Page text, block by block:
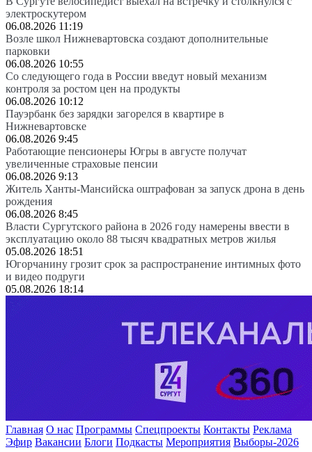
электроскутером
06.08.2026 11:19
Возле школ Нижневартовска создают дополнительные
парковки
06.08.2026 10:55
Со следующего года в России введут новый механизм
контроля за ростом цен на продукты
06.08.2026 10:12
Пауэрбанк без зарядки загорелся в квартире в
Нижневартовске
06.08.2026 9:45
Работающие пенсионеры Югры в августе получат
увеличенные страховые пенсии
06.08.2026 9:13
Житель Ханты-Мансийска оштрафован за запуск дрона в день
рождения
06.08.2026 8:45
Власти Сургутского района в 2026 году намерены ввести в
эксплуатацию около 88 тысяч квадратных метров жилья
05.08.2026 18:51
Югорчанину грозит срок за распространение интимных фото
и видео подруги
05.08.2026 18:14
Главная О нас Программы Спецпроекты Контакты Реклама
Эфир Вакансии Блоги Подкасты Мероприятия Выборы-2026